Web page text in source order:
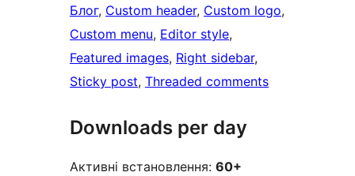
Блог, Custom header, Custom logo
Custom menu, Editor style
Featured images, Right sidebar
Sticky post, Threaded comments
Downloads per day
Активні встановлення: 60+